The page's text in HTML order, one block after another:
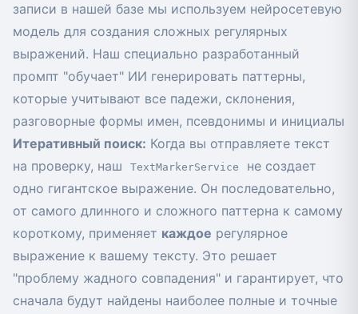
записи в нашей базе мы используем нейросетевую
модель для создания сложных регулярных
выражений. Наш специально разработанный
промпт "обучает" ИИ генерировать паттерны,
которые учитывают все падежи, склонения,
разговорные формы имен, псевдонимы и инициалы
Итеративный поиск: Когда вы отправляете текст
на проверку, наш
TextMarkerService
не создает
одно гигантское выражение. Он последовательно,
от самого длинного и сложного паттерна к самому
короткому, применяет каждое регулярное
выражение к вашему тексту. Это решает
"проблему жадного совпадения" и гарантирует, что
сначала будут найдены наиболее полные и точные